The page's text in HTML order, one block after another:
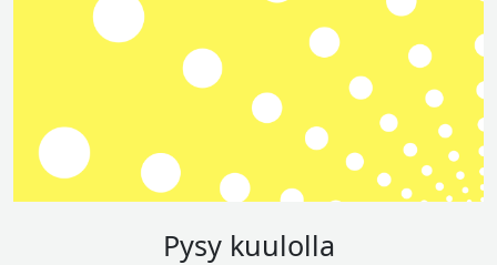
Pysy kuulolla